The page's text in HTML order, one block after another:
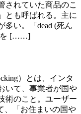
されていた商品のこ
とも呼ばれる。主に
多い。「dead (死ん
を [……]
）とは、インタ
いて、事業者が国や
術のこと。ユーザー
、「お住まいの国や